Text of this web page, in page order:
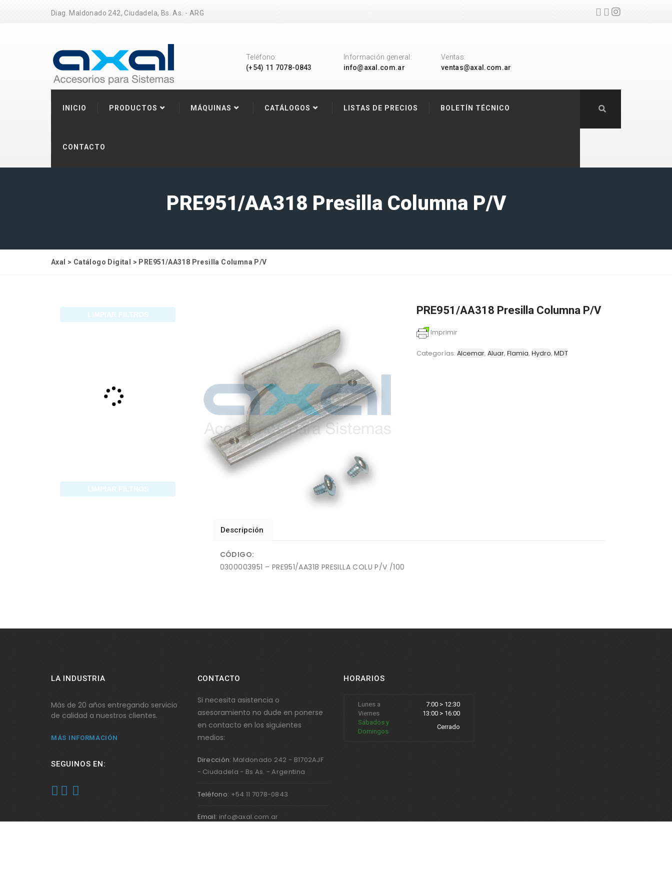
Diag. Maldonado 242, Ciudadela, Bs. As. - ARG
Teléfono:
(+54) 11 7078-0843
Información general:
info@axal.com.ar
Ventas:
ventas@axal.com.ar
INICIO PRODUCTOS MÁQUINAS CATÁLOGOS LISTAS DE PRECIOS BOLETÍN TÉCNICO
CONTACTO
PRE951/AA318 Presilla Columna P/V
Axal > Catálogo Digital > PRE951/AA318 Presilla Columna P/V
LIMPIAR FILTROS
LIMPIAR FILTROS
PRE951/AA318 Presilla Columna P/V
Imprimir
Categorías:Alcemar,Aluar, Flamia, Hydro, MDT
Descripción
CÓDIGO:
0300003951 – PRE951/AA318 PRESILLA COLU P/V /100
LA INDUSTRIA
Más de 20 años entregando servicio
de calidad a nuestros clientes.
MÁS INFORMACIÓN
SEGUINOS EN:
CONTACTO
Si necesita asistencia o
asesoramiento no dude en ponerse
en contacto en los siguientes
medios:
Dirección: Maldonado 242 - B1702AJF
- Ciudadela - Bs As. - Argentina
Teléfono: +54 11 7078-0843
Email: info@axal.com.ar
HORARIOS
Lunes a
Viernes
7:00 > 12:30
13:00 > 16:00
Sábados y
Domingos
Cerrado